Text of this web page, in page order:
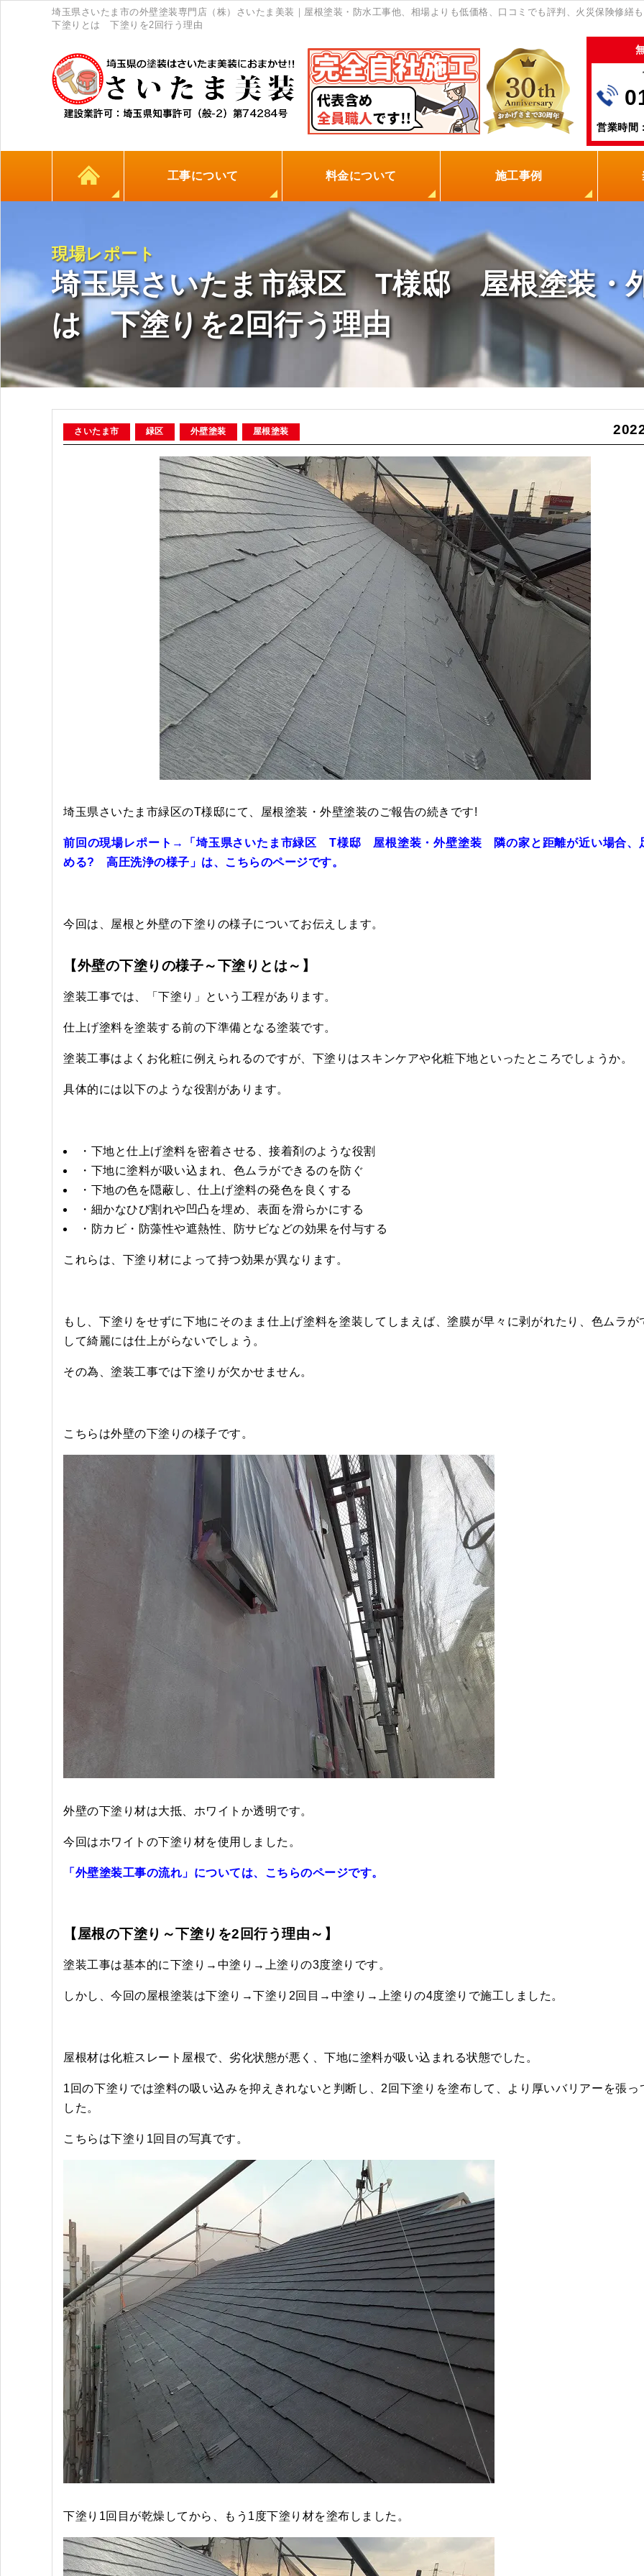
埼玉県さいたま市の外壁塗装専門店（株）さいたま美装｜屋根塗装・防水工事他、相場よりも低価格、口コミでも評判、火災保険
下塗りとは 下塗りを2回行う理由
営業時間
工事について 料金について
地元の塗装屋を選ぶ理由
0円点検
火災保険
保証制度
施工事例
現場レポート
埼玉県さいたま市緑区 T様邸 屋根塗装・
は 下塗りを2回行う理由
さいたま市 緑区 外壁塗装 屋根塗装
埼玉県さいたま市緑区のT様邸にて、屋根塗装・外壁塗装のご報告の続きです!
前回の現場レポート→「埼玉県さいたま市緑区 T様邸 屋根塗装・外壁塗装 隣の家と距離が近い場合、
める? 高圧洗浄の様子」は、こちらのページです。
今回は、屋根と外壁の下塗りの様子についてお伝えします。
【外壁の下塗りの様子～下塗りとは～】
塗装工事では、「下塗り」という工程があります。
仕上げ塗料を塗装する前の下準備となる塗装です。
塗装工事はよくお化粧に例えられるのですが、下塗りはスキンケアや化粧下地といったところでしょうか。
具体的には以下のような役割があります。
・下地と仕上げ塗料を密着させる、接着剤のような役割
・下地に塗料が吸い込まれ、色ムラができるのを防ぐ
・下地の色を隠蔽し、仕上げ塗料の発色を良くする
・細かなひび割れや凹凸を埋め、表面を滑らかにする
・防カビ・防藻性や遮熱性、防サビなどの効果を付与する
これらは、下塗り材によって持つ効果が異なります。
もし、下塗りをせずに下地にそのまま仕上げ塗料を塗装してしまえば、塗膜が早々に剥がれたり、色ムラが
して綺麗には仕上がらないでしょう。
その為、塗装工事では下塗りが欠かせません。
こちらは外壁の下塗りの様子です。
外壁の下塗り材は大抵、ホワイトか透明です。
今回はホワイトの下塗り材を使用しました。
「外壁塗装工事の流れ」については、こちらのページです。
【屋根の下塗り～下塗りを2回行う理由～】
塗装工事は基本的に下塗り→中塗り→上塗りの3度塗りです。
しかし、今回の屋根塗装は下塗り→下塗り2回目→中塗り→上塗りの4度塗りで施工しました。
屋根材は化粧スレート屋根で、劣化状態が悪く、下地に塗料が吸い込まれる状態でした。
1回の下塗りでは塗料の吸い込みを抑えきれないと判断し、2回下塗りを塗布して、より厚いバリアーを張っ
した。
こちらは下塗り1回目の写真です。
下塗り1回目が乾燥してから、もう1度下塗り材を塗布しました。